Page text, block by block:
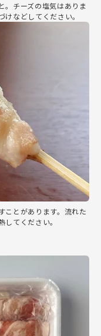
。チーズの塩気はありま
などしてください。
ことがあります。流れた
てください。